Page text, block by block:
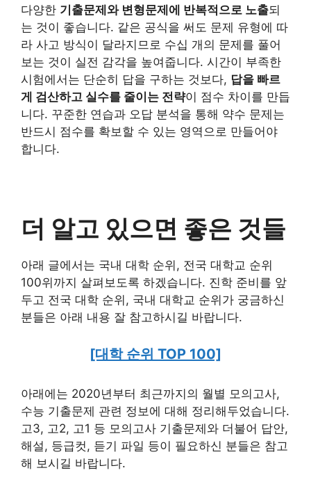
다양한 기출문제와 변형문제에 반복적으로 노출되
는 것이 좋습니다. 같은 공식을 써도 문제 유형에 따
라 사고 방식이 달라지므로 수십 개의 문제를 풀어
보는 것이 실전 감각을 높여줍니다. 시간이 부족한
시험에서는 단순히 답을 구하는 것보다, 답을 빠르
게 검산하고 실수를 줄이는 전략이 점수 차이를 만듭
니다. 꾸준한 연습과 오답 분석을 통해 약수 문제는
반드시 점수를 확보할 수 있는 영역으로 만들어야
합니다.
더 알고 있으면 좋은 것들
아래 글에서는 국내 대학 순위, 전국 대학교 순위
100위까지 살펴보도록 하겠습니다. 진학 준비를 앞
두고 전국 대학 순위, 국내 대학교 순위가 궁금하신
분들은 아래 내용 잘 참고하시길 바랍니다.
[대학 순위 TOP 100]
아래에는 2020년부터 최근까지의 월별 모의고사,
수능 기출문제 관련 정보에 대해 정리해두었습니다.
고3, 고2, 고1 등 모의고사 기출문제와 더불어 답안,
해설, 등급컷, 듣기 파일 등이 필요하신 분들은 참고
해 보시길 바랍니다.